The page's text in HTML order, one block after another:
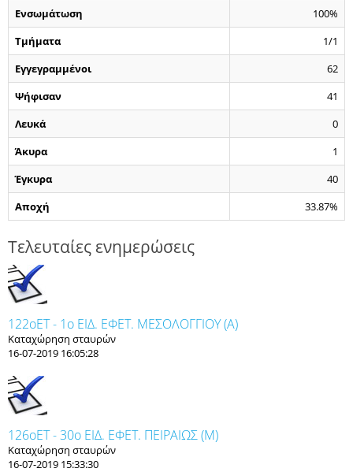
Ενσωμάτωση
100%
Τμήματα
1/1
Εγγεγραμμένοι
62
Ψήφισαν
41
Λευκά
0
Άκυρα
1
Έγκυρα
40
Αποχή
33.87%
Τελευταίες ενημερώσεις
122οET - 1ο ΕΙΔ. ΕΦΕΤ. ΜΕΣΟΛΟΓΓΙΟΥ (Α)
Καταχώρηση σταυρών
16-07-2019 16:05:28
126οET - 30ο ΕΙΔ. ΕΦΕΤ. ΠΕΙΡΑΙΩΣ (Μ)
Καταχώρηση σταυρών
16-07-2019 15:33:30